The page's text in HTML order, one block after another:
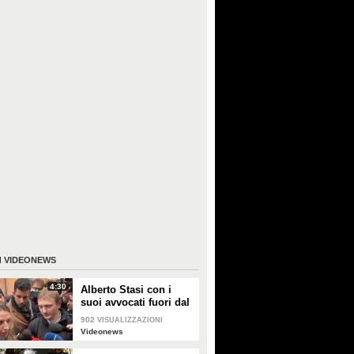
VIDEONEWS
4:30
Alberto Stasi con i
suoi avvocati fuori dal
Tribunale: "Abbiate
pazienza"
902 VISUALIZZAZIONI
Videonews